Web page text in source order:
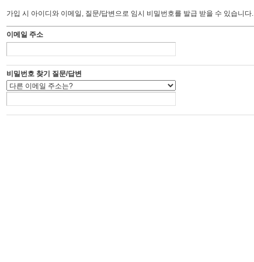
가입 시 아이디와 이메일, 질문/답변으로 임시 비밀번호를 발급 받을 수 있습니다.
이메일 주소
비밀번호 찾기 질문/답변